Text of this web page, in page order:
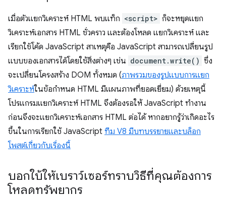
เมื่อตัวแยกวิเคราะห์ HTML พบแท็ก <script> ก็จะหยุดแยก
วิเคราะห์เอกสาร HTML ชั่วคราว และต้องโหลด แยกวิเคราะห์ และ
เรียกใช้โค้ด JavaScript สาเหตุคือ JavaScript สามารถเปลี่ยนรูป
แบบของเอกสารได้โดยใช้สิ่งต่างๆ เช่น document.write() ซึ่ง
จะเปลี่ยนโครงสร้าง DOM ทั้งหมด (ภาพรวมของรูปแบบการแยก
วิเคราะห์ในข้อกำหนด HTML มีแผนภาพที่ยอดเยี่ยม) ด้วยเหตุนี้
โปรแกรมแยกวิเคราะห์ HTML จึงต้องรอให้ JavaScript ทำงาน
ก่อนจึงจะแยกวิเคราะห์เอกสาร HTML ต่อได้ หากอยากรู้ว่าเกิดอะไร
ขึ้นในการเรียกใช้ JavaScript ทีม V8 มีบทบรรยายและบล็อก
โพสต์เกี่ยวกับเรื่องนี้
บอกใบ้ให้เบราว์เซอร์ทราบวิธีที่คุณต้องการ
โหลดทรัพยากร